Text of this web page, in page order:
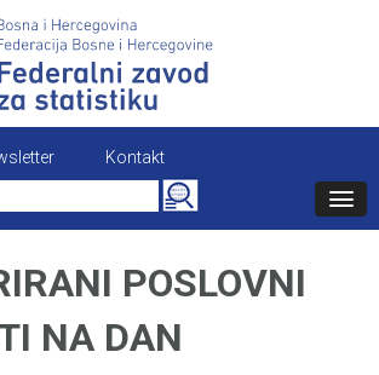
Kontakt
Search
for:
POSLOVNI
NA DAN